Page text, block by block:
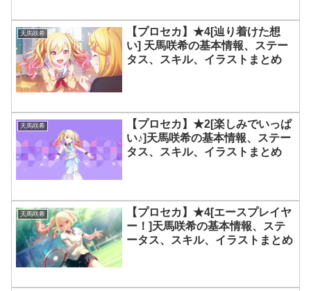
天馬咲希
【プロセカ】★4[辿り着けた想
い] 天馬咲希の基本情報、ステー
タス、スキル、イラストまとめ
天馬咲希
【プロセカ】★2[楽しみでいっぱ
い♪]天馬咲希の基本情報、ステー
タス、スキル、イラストまとめ
天馬咲希
【プロセカ】★4[エースプレイヤ
ー！]天馬咲希の基本情報、ステ
ータス、スキル、イラストまとめ